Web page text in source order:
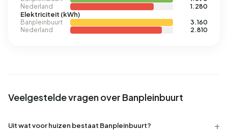
Nederland
1.280
Elektriciteit (kWh)
Banpleinbuurt
3.160
Nederland
2.810
Veelgestelde vragen over Banpleinbuurt
Uit wat voor huizen bestaat Banpleinbuurt?